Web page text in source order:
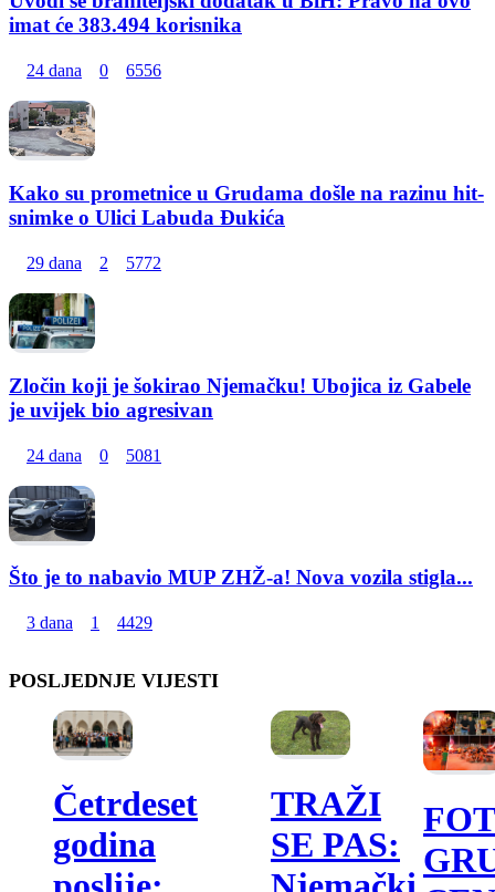
imat će 383.494 korisnika
24 dana 0 6556
Kako su prometnice u Grudama došle na razinu hit-
snimke o Ulici Labuda Đukića
29 dana 2 5772
Zločin koji je šokirao Njemačku! Ubojica iz Gabele
je uvijek bio agresivan
24 dana 0 5081
Što je to nabavio MUP ZHŽ-a! Nova vozila stigla...
3 dana 1 4429
POSLJEDNJE VIJESTI
Četrdeset
godina
TRAŽI
SE PAS: